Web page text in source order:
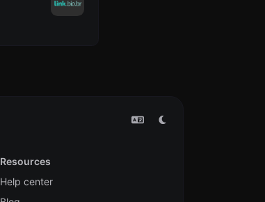
Resources
Help center